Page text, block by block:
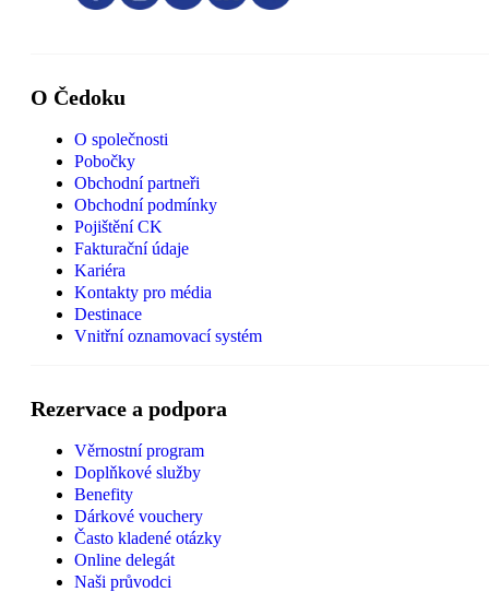
O Čedoku
O společnosti
Pobočky
Obchodní partneři
Obchodní podmínky
Pojištění CK
Fakturační údaje
Kariéra
Kontakty pro média
Destinace
Vnitřní oznamovací systém
Rezervace a podpora
Věrnostní program
Doplňkové služby
Benefity
Dárkové vouchery
Často kladené otázky
Online delegát
Naši průvodci